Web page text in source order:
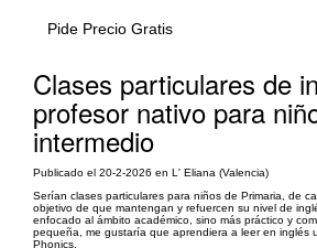
Pide Precio Gratis
Clases particulares de
profesor nativo para
intermedio
Publicado el 20-2-2026 en L' Eliana (Valencia)
Serían clases particulares para niños de Primaria, de
objetivo de que mantengan y refuercen su nivel de
enfocado al ámbito académico, sino más práctico y
pequeña, me gustaría que aprendiera a leer en inglés
Phonics.